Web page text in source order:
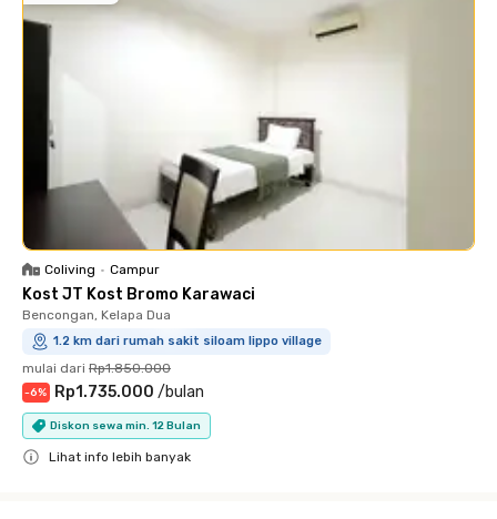
Coliving • Campur
Kost JT Kost Bromo Karawaci
Bencongan, Kelapa Dua
1.2 km dari rumah sakit siloam lippo village
mulai dari Rp1.850.000
-6% Rp1.735.000 /bulan
Diskon sewa min. 12 Bulan
Lihat info lebih banyak